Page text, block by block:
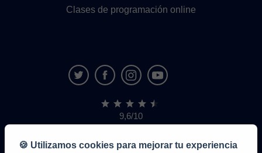
Clases de programación online
9,6/10
1,339,284
de
alumnos
🍪 Utilizamos cookies para mejorar tu experiencia